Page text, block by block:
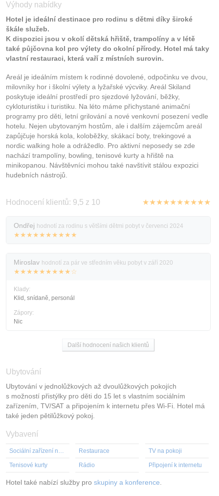
Výhody nabídky
Hotel je ideální destinace pro rodinu s dětmi díky široké
škále služeb.
K dispozici jsou v okolí dětská hřiště, trampolíny a v létě
také půjčovna kol pro výlety do okolní přírody. Hotel má taky
vlastní restauraci, která vaří z místních surovin.
Areál je ideálním místem k rodinné dovolené, odpočinku ve dvou,
milovníky hor i školní výlety a lyžařské výcviky. Areál Skiland
poskytuje ideální prostředí pro sjezdové lyžování, běžky,
cykloturistiku i turistiku. Na léto máme přichystané animační
programy pro děti, letní grilování a nové venkovní posezení vedle
hotelu. Nejen ubytovaným hostům, ale i dalším zájemcům areál
zapůjčuje horská kola, koloběžky, skákací boty, trekingové a
nordic walking hole a odrážedlo. Pro aktivní neposedy se zde
nachází trampolíny, bowling, tenisové kurty a hřiště na
minikopanou. Návštěvníci mohou také navštívit stálou expozici
hudebních nástrojů.
Hodnocení klientů: 9,5 z 10 ★★★★★★★★★★
Ondřej hodnotí za rodinu s většími dětmi pobyt v červenci 2024
★★★★★★★★★★
Miroslav hodnotí za pár ve středním věku pobyt v září 2020
★★★★★★★★★☆
Klady:
Klid, snídaně, personál
Zápory:
Nic
Další hodnocení našich klientů
Ubytování
Ubytování v jednolůžkových až dvoulůžkových pokojích
s možností přistýlky pro děti do 15 let s vlastním sociálním
zařízením, TV/SAT a připojením k internetu přes Wi-Fi. Hotel má
také jeden pětilůžkový pokoj.
Vybavení
Sociální zařízení na pokoji Restaurace TV na pokoji
Tenisové kurty Rádio Připojení k internetu
Hotel také nabízí služby pro skupiny a konference.